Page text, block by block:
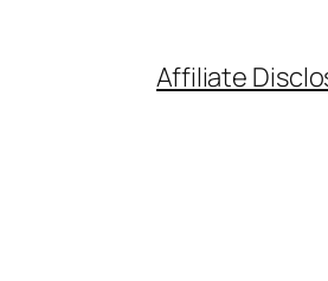
Affiliate